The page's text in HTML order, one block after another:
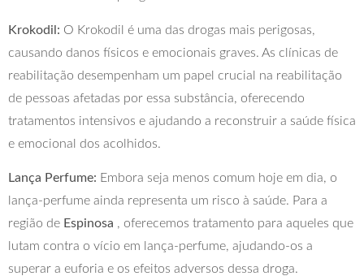
Krokodil: O Krokodil é uma das drogas mais perigosas,
causando danos físicos e emocionais graves. As clínicas de
reabilitação desempenham um papel crucial na reabilitação
de pessoas afetadas por essa substância, oferecendo
tratamentos intensivos e ajudando a reconstruir a saúde física
e emocional dos acolhidos.
Lança Perfume: Embora seja menos comum hoje em dia, o
lança-perfume ainda representa um risco à saúde. Para a
região de Espinosa , oferecemos tratamento para aqueles que
lutam contra o vício em lança-perfume, ajudando-os a
superar a euforia e os efeitos adversos dessa droga.